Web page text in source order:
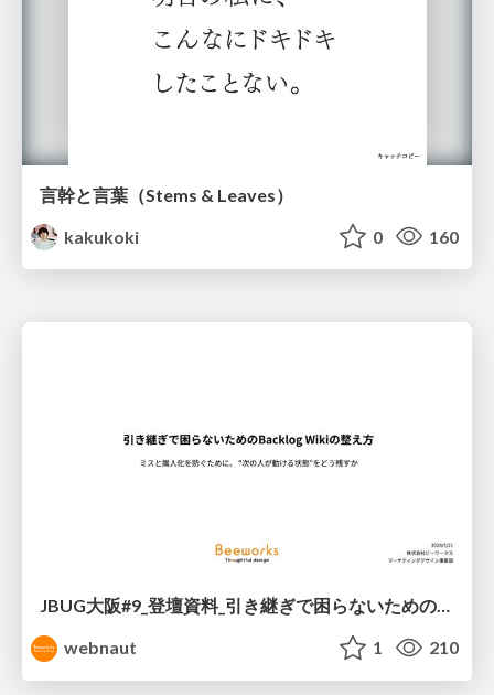
言幹と言葉（Stems & Leaves）
kakukoki
0 160
JBUG大阪#9_登壇資料_引き継ぎで困らないためのBacklogWikiの整え方_ミスと属人化を防ぐために、 “次の人が動ける状態”をどう残すか
webnaut
1 210